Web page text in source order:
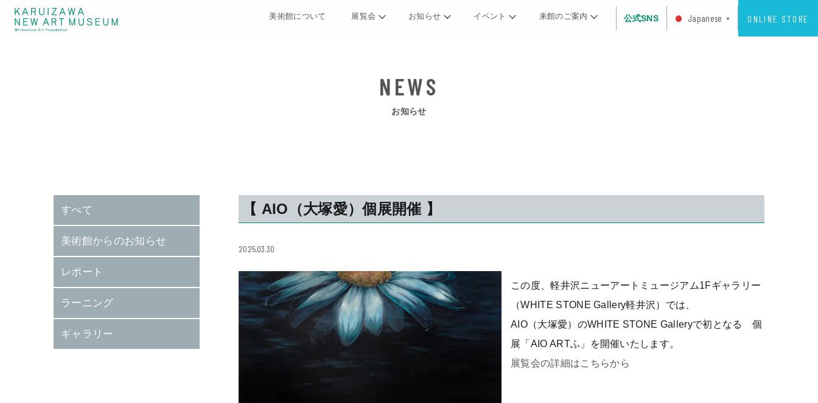
美術館について 展覧会 お知らせ イベント 来館のご案内 公式SNS Japanese ▼ ONLINE STORE
お知らせ
すべて
美術館からのお知らせ
レポート
ラーニング
ギャラリー
【 AIO（大塚愛）個展開催 】
2025.03.30
この度、軽井沢ニューアートミュージアム1Fギャラリー
（WHITE STONE Gallery軽井沢）では、
AIO（大塚愛）のWHITE STONE Galleryで初となる 個
展「AIO ARTふ」を開催いたします。
展覧会の詳細はこちらから